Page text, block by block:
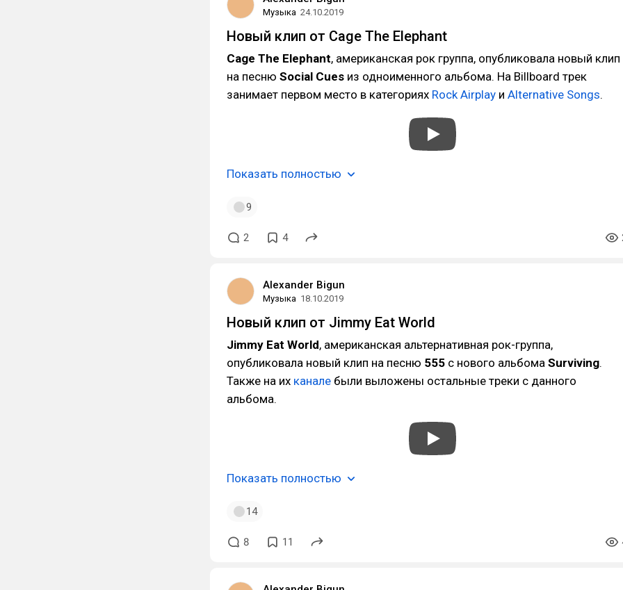
Музыка 24.10.2019
Новый клип от Cage The Elephant
Cage The Elephant, американская рок группа, опубликовала новый клип
на песню Social Cues из одноименного альбома. На Billboard трек
занимает первом место в категориях Rock Airplay и Alternative Songs.
Показать полностью
9
2 4
Alexander Bigun
Музыка 18.10.2019
Новый клип от Jimmy Eat World
Jimmy Eat World, американская альтернативная рок-группа,
опубликовала новый клип на песню 555 с нового альбома Surviving.
Также на их канале были выложены остальные треки с данного
альбома.
Показать полностью
14
8 11